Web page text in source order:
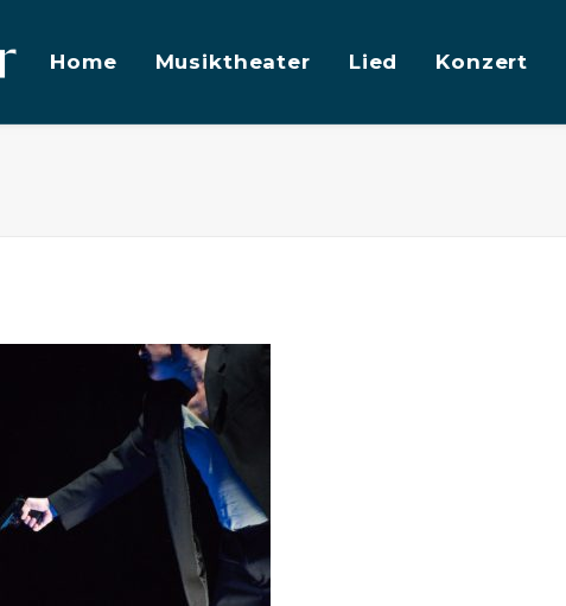
Home Musiktheater Lied Konzert